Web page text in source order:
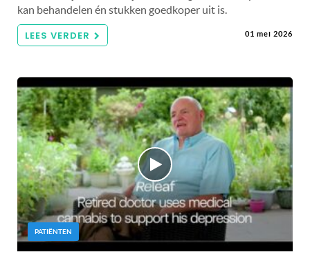
kan behandelen én stukken goedkoper uit is.
LEES VERDER 01 mei 2026
PATIËNTEN